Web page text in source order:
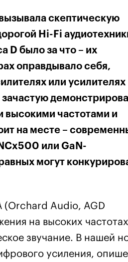
скептическую
Hi-Fi
D было за что – их
оправдывало себя,
или усилителях
высокими частотами и
на месте –
или GaN-
могут
Audio, AGD
на высоких
звучание. В нашей
усиления,